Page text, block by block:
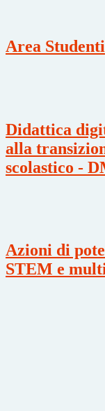
Area Studenti
Didattica
alla
scolastico -
Azioni di
STEM e